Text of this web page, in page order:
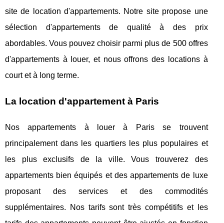
site de location d'appartements. Notre site propose une
sélection d'appartements de qualité à des prix
abordables. Vous pouvez choisir parmi plus de 500 offres
d'appartements à louer, et nous offrons des locations à
court et à long terme.
La location d'appartement à Paris
Nos appartements à louer à Paris se trouvent
principalement dans les quartiers les plus populaires et
les plus exclusifs de la ville. Vous trouverez des
appartements bien équipés et des appartements de luxe
proposant des services et des commodités
supplémentaires. Nos tarifs sont très compétitifs et les